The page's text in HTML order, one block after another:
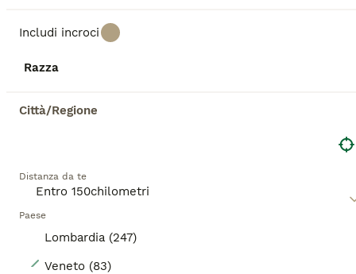
Includi incroci
Razza
Città/Regione
Distanza da te
Paese
Lombardia (247)
Veneto (83)
Salva ricerca